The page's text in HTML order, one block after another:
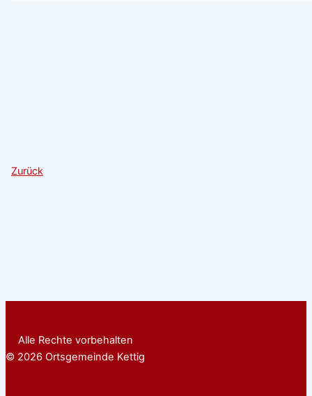
Zurück
Alle Rechte vorbehalten
© 2026 Ortsgemeinde Kettig